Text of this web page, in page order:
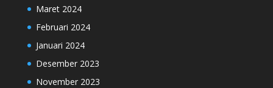
Maret 2024
Februari 2024
Januari 2024
Desember 2023
November 2023